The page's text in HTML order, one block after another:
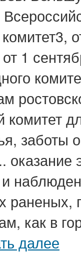
1
комитет
заботы
и
как в
далее